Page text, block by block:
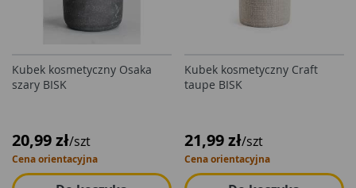
Kubek kosmetyczny Osaka
szary BISK
20,99 zł/szt
Cena orientacyjna
Kubek kosmetyczny Craft
taupe BISK
21,99 zł/szt
Cena orientacyjna